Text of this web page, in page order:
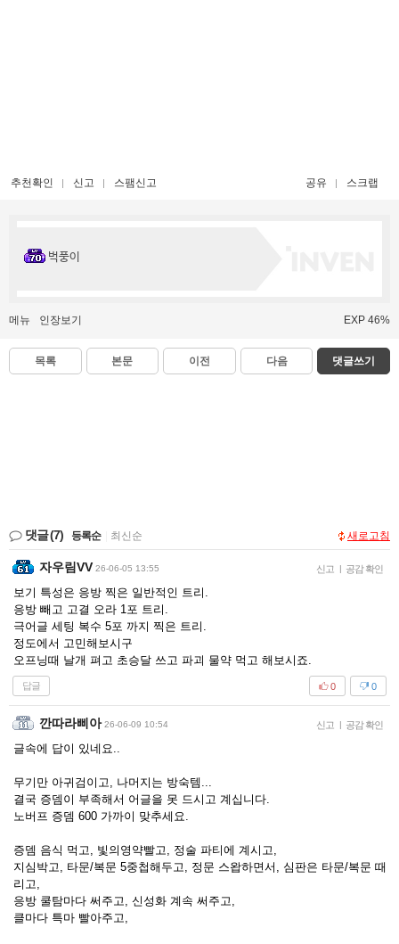
추천확인 신고 스팸신고 공유 스크랩
벅풍이
메뉴 인장보기 EXP 46%
목록 본문 이전 다음 댓글쓰기
댓글(7) 등록순 최신순 새로고침
자우림VV 26-06-05 13:55 신고 | 공감 확인
보기 특성은 응방 찍은 일반적인 트리.
응방 빼고 고결 오라 1포 트리.
극어글 세팅 복수 5포 까지 찍은 트리.
정도에서 고민해보시구
오프닝때 날개 펴고 초승달 쓰고 파괴 물약 먹고 해보시죠.
답글 0
0
깐따라삐아 26-06-09 10:54 신고 | 공감 확인
글속에 답이 있네요..
무기만 아귀검이고, 나머지는 방숙템...
결국 증뎀이 부족해서 어글을 못 드시고 계십니다.
노버프 증뎀 600 가까이 맞추세요.
증뎀 음식 먹고, 빛의영약빨고, 정술 파티에 계시고,
지심박고, 타문/복문 5중첩해두고, 정문 스왑하면서, 심판은 타문/복문 때
리고,
응방 쿨탐마다 써주고, 신성화 계속 써주고,
클마다 특마 빨아주고,